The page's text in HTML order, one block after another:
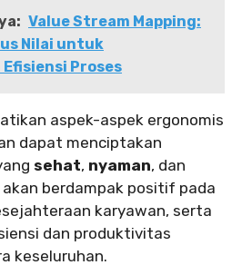
Value Stream Mapping:
Nilai untuk
Proses
aspek-aspek ergonomis
dapat menciptakan
sehat, nyaman, dan
akan berdampak positif pada
karyawan, serta
dan produktivitas
keseluruhan.